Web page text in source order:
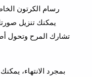
رسام الكرتون
يمكنك تنزيل
تشارك المرح وتحول
بمجرد الانتهاء،